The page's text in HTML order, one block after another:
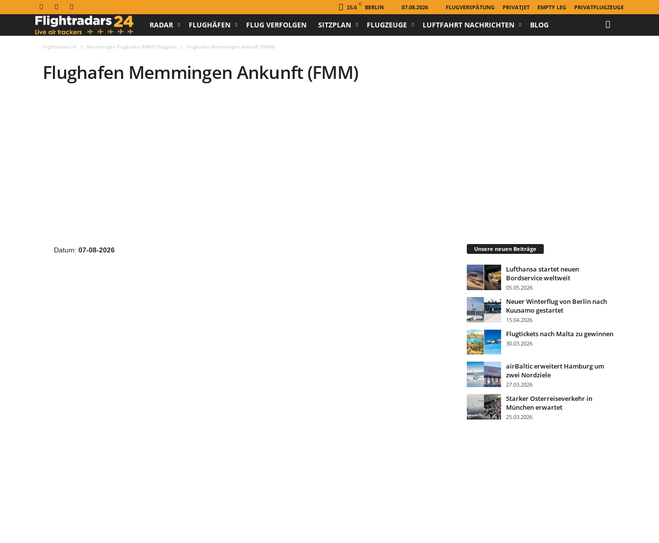
15.6
C BERLIN 07.08.2026 FLUGVERSPÄTUNG PRIVATJET EMPTY LEG PRIVATFLUGZEUGE
l
RADAR FLUGHÄFEN FLUG VERFOLGEN SITZPLAN FLUGZEUGE LUFTFAHRT NACHRICHTEN BLOG
Flightradars24 Memmingen Flughafen (FMM) Flugplan Flughafen Memmingen Ankunft (FMM)
Flughafen Memmingen Ankunft (FMM)
Datum: 07-08-2026 Unsere neuen Beiträge
Lufthansa startet neuen
Bordservice weltweit
05.05.2026
Neuer Winterflug von Berlin nach
Kuusamo gestartet
15.04.2026
Flugtickets nach Malta zu gewinnen
30.03.2026
airBaltic erweitert Hamburg um
zwei Nordziele
27.03.2026
Starker Osterreiseverkehr in
München erwartet
25.03.2026